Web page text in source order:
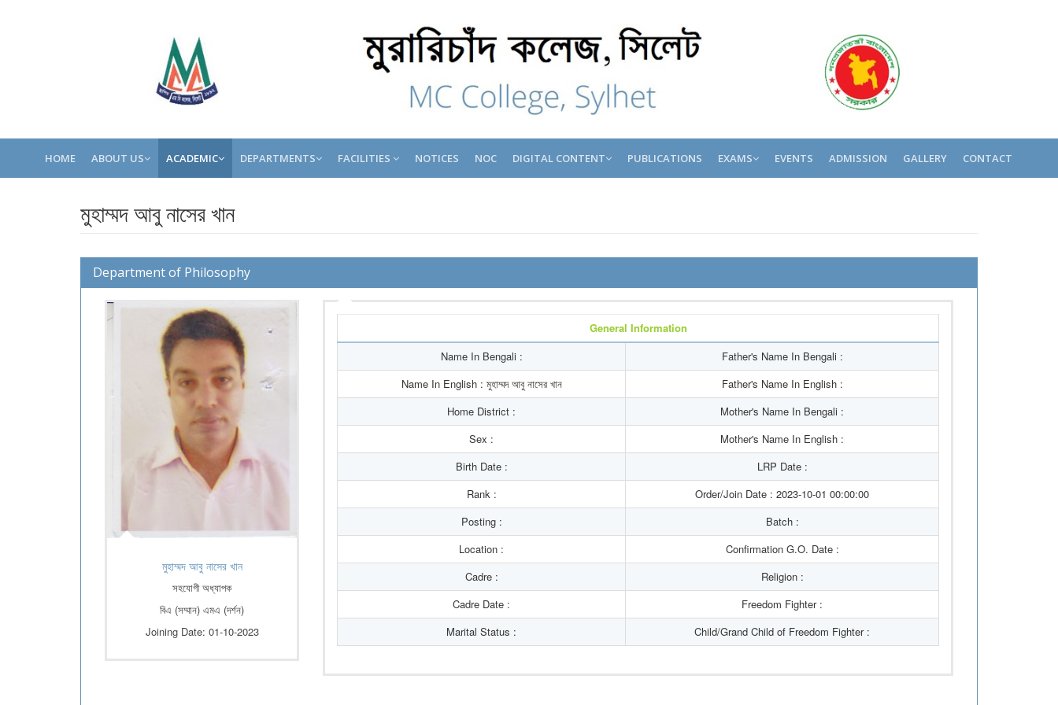
HOME ABOUT US ACADEMIC DEPARTMENTS FACILITIES NOTICES NOC DIGITAL CONTENT PUBLICATIONS EXAMS EVENTS ADMISSION GALLERY CONTACT
মুহাম্মদ আবু নাসের খান
Department of Philosophy
মুহাম্মদ আবু নাসের খান
সহযোগী অধ্যাপক
বিএ (সম্মান) এমএ (দর্শন)
Joining Date: 01-10-2023
General Information
Name In Bengali :
Father's Name In Bengali :
Name In English : মুহাম্মদ আবু নাসের খান
Father's Name In English :
Home District :
Mother's Name In Bengali :
Sex :
Mother's Name In English :
Birth Date :
LRP Date :
Rank :
Order/Join Date : 2023-10-01 00:00:00
Posting :
Batch :
Location :
Confirmation G.O. Date :
Cadre :
Religion :
Cadre Date :
Freedom Fighter :
Marital Status :
Child/Grand Child of Freedom Fighter :